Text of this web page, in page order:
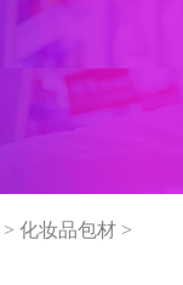
>化妆品包材 >